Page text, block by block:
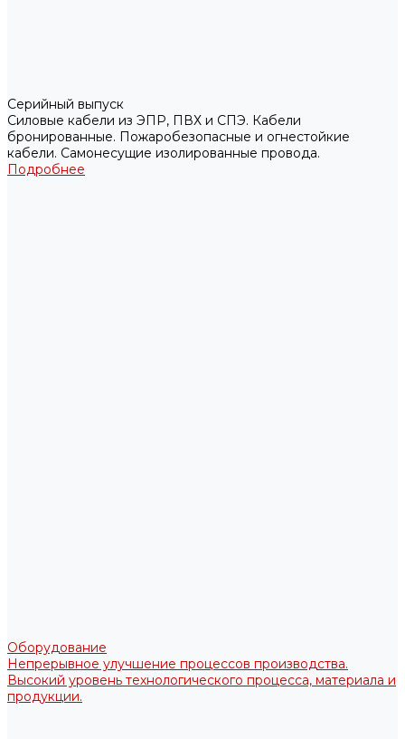
Серийный выпуск
Силовые кабели из ЭПР, ПВХ и СПЭ. Кабели
бронированные. Пожаробезопасные и огнестойкие
кабели. Самонесущие изолированные провода.
Подробнее
Оборудование
Непрерывное улучшение процессов производства.
Высокий уровень технологического процесса, материала и
продукции.